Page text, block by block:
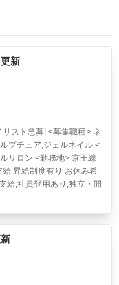
新
スト急募! <募集職種> ネ
プチュア,ジェルネイル <
サロン <勤務地> 京王線
昇給制度有り お休み希
給,社員登用あり,独立・開